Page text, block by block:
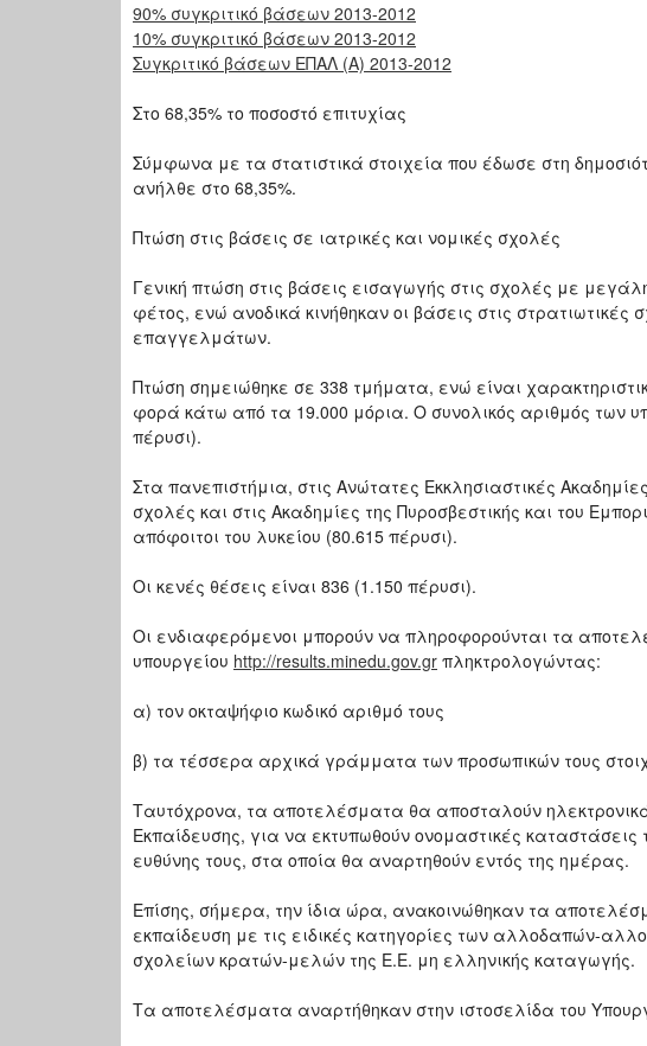
90% συγκριτικό βάσεων 2013-2012
10% συγκριτικό βάσεων 2013-2012
Συγκριτικό βάσεων ΕΠΑΛ (Α) 2013-2012
Στο 68,35% το ποσοστό επιτυχίας
Σύμφωνα με τα στατιστικά στοιχεία που έδωσε στη
ανήλθε στο 68,35%.
Πτώση στις βάσεις σε ιατρικές και νομικές σχολές
Γενική πτώση στις βάσεις εισαγωγής στις σχολές με
φέτος, ενώ ανοδικά κινήθηκαν οι βάσεις στις στρατιωτικές
επαγγελμάτων.
Πτώση σημειώθηκε σε 338 τμήματα, ενώ είναι
φορά κάτω από τα 19.000 μόρια. Ο συνολικός αριθμός των
πέρυσι).
Στα πανεπιστήμια, στις Ανώτατες Εκκλησιαστικές
σχολές και στις Ακαδημίες της Πυροσβεστικής και του
απόφοιτοι του λυκείου (80.615 πέρυσι).
Οι κενές θέσεις είναι 836 (1.150 πέρυσι).
Οι ενδιαφερόμενοι μπορούν να πληροφορούνται τα
υπουργείου http://results.minedu.gov.gr πληκτρολογώντας:
α) τον οκταψήφιο κωδικό αριθμό τους
β) τα τέσσερα αρχικά γράμματα των προσωπικών τους
Ταυτόχρονα, τα αποτελέσματα θα αποσταλούν
Εκπαίδευσης, για να εκτυπωθούν ονομαστικές
ευθύνης τους, στα οποία θα αναρτηθούν εντός της ημέρας.
Επίσης, σήμερα, την ίδια ώρα, ανακοινώθηκαν τα
εκπαίδευση με τις ειδικές κατηγορίες των αλλοδαπών-
σχολείων κρατών-μελών της Ε.Ε. μη ελληνικής καταγωγής.
Τα αποτελέσματα αναρτήθηκαν στην ιστοσελίδα του